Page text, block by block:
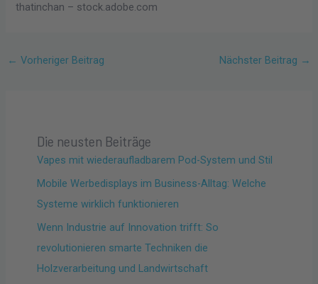
thatinchan – stock.adobe.com
← Vorheriger Beitrag Nächster Beitrag →
Die neusten Beiträge
Vapes mit wiederaufladbarem Pod-System und Stil
Mobile Werbedisplays im Business-Alltag: Welche
Systeme wirklich funktionieren
Wenn Industrie auf Innovation trifft: So
revolutionieren smarte Techniken die
Holzverarbeitung und Landwirtschaft